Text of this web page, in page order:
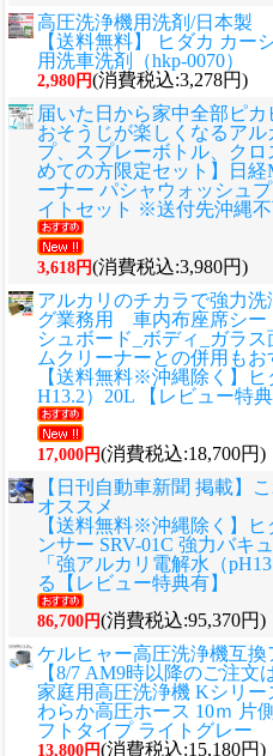
高圧洗浄機用洗剤/日本製
【送料無料】 ヒダカ カー
用洗車洗剤（hkp-0070）
2,980円(消費税込:3,278円)
届いた日から家中全部ピカ
おそうじが楽しくなるア
プ、スプレーボトル、クロ
めての方限定セット】日経
ーナー パシャウォッシュ
イトセット ※送付先沖縄
3,618円(消費税込:3,980円)
アルカリのチカラで強力
グ業務用 車内布座席シー
シュボード_ボディ_ガラ
ムクリーナーとの併用もお
【送料無料※沖縄除く】
H13.2）20L 【レビュー特典
17,000円(消費税込:18,700円)
【日刊自動車新聞 掲載】
オススメ
【送料無料※沖縄除く】
ンサー SRV-01C 強力バキ
「強アルカリ電解水（
る【レビュー特典有】
86,700円(消費税込:95,370円)
ケルヒャー高圧洗浄機互換
【8/7 AM9時以降のご注文
家庭用高圧洗浄機 Kシリ
わらか高圧ホース 10ｍ 片
フトタイプ ライトグレー
13,800円(消費税込:15,180円)